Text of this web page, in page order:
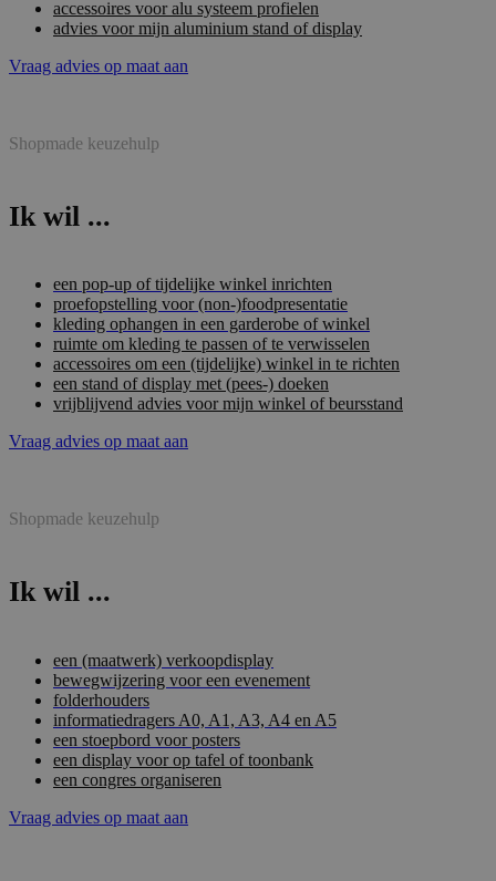
accessoires voor alu systeem profielen
advies voor mijn aluminium stand of display
Vraag advies op maat aan
Shopmade keuzehulp
Ik wil ...
een pop-up of tijdelijke winkel inrichten
proefopstelling voor (non-)foodpresentatie
kleding ophangen in een garderobe of winkel
ruimte om kleding te passen of te verwisselen
accessoires om een (tijdelijke) winkel in te richten
een stand of display met (pees-) doeken
vrijblijvend advies voor mijn winkel of beursstand
Vraag advies op maat aan
Shopmade keuzehulp
Ik wil ...
een (maatwerk) verkoopdisplay
bewegwijzering voor een evenement
folderhouders
informatiedragers A0, A1, A3, A4 en A5
een stoepbord voor posters
een display voor op tafel of toonbank
een congres organiseren
Vraag advies op maat aan